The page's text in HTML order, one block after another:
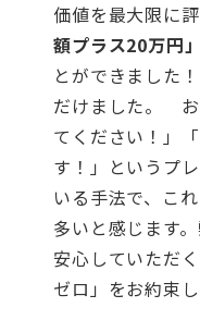
価値を最大限に
額プラス20万円」
とができました
だけました。
お
てください！」
す！」というプ
いる手法で、こ
多いと感じます
安心していただ
ゼロ」をお約束し